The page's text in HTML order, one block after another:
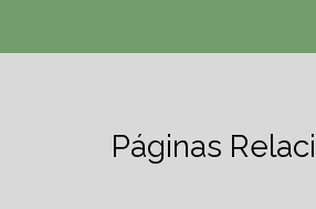
Páginas